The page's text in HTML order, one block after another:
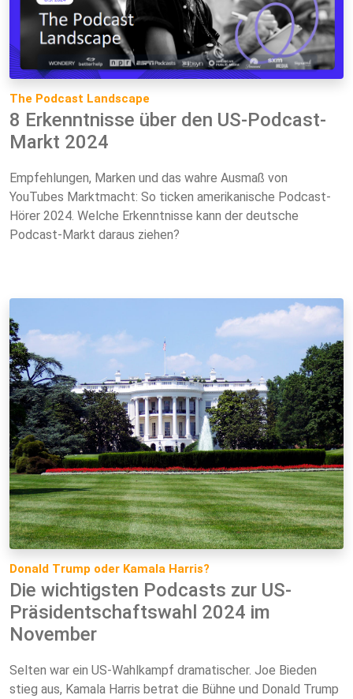
The Podcast Landscape
8 Erkenntnisse über den US-Podcast-
Markt 2024
Empfehlungen, Marken und das wahre Ausmaß von
YouTubes Marktmacht: So ticken amerikanische Podcast-
Hörer 2024. Welche Erkenntnisse kann der deutsche
Podcast-Markt daraus ziehen?
Donald Trump oder Kamala Harris?
Die wichtigsten Podcasts zur US-
Präsidentschaftswahl 2024 im
November
Selten war ein US-Wahlkampf dramatischer. Joe Bieden
stieg aus, Kamala Harris betrat die Bühne und Donald Trump